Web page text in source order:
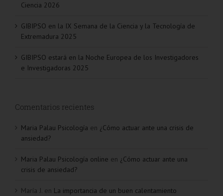
Ciencia 2026
GIBIPSO en la IX Semana de la Ciencia y la Tecnología de
Extremadura 2025
GIBIPSO estará en la Noche Europea de los Investigadores
e Investigadoras 2025
Comentarios recientes
Maria Palau Psicología en ¿Cómo actuar ante una crisis de
ansiedad?
Maria Palau Psicología online en ¿Cómo actuar ante una
crisis de ansiedad?
María J. en La importancia de un buen calentamiento